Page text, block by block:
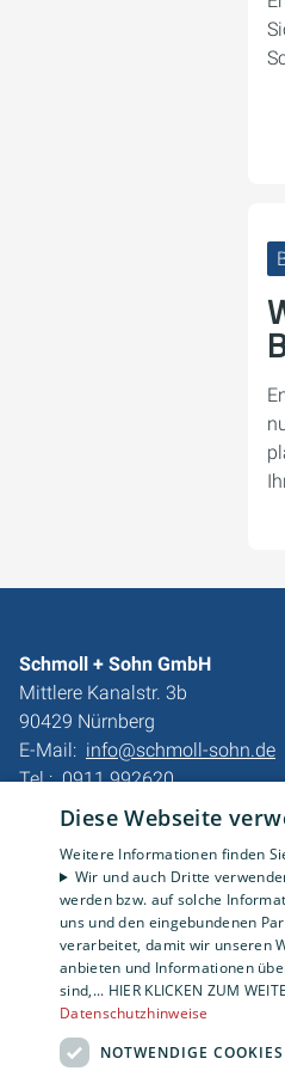
Schmoll + Sohn GmbH
Mittlere Kanalstr. 3b
90429 Nürnberg
E-Mail: info@schmoll-sohn.de
Tel.: 0911 992620
Impressum
Datenschutzerklärung
AGB
Barrierefreiheitserklärung
Diese Webseite
Weitere Informationen finden
Wir und auch Dritte
werden bzw. auf solche
uns und den eingebundenen
verarbeitet, damit wir unseren
anbieten und Informationen
sind,... HIER KLICKEN ZUM
Datenschutzhinweise
NOTWENDIGE COOKIES